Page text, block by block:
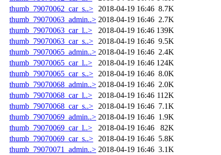
thumb_79070062_car_s..>
2018-04-19 16:46 8.7K
thumb_79070063_admin..> 2018-04-19 16:46 2.7K
thumb_79070063_car_l..>
2018-04-19 16:46 139K
thumb_79070063_car_s..>
2018-04-19 16:46 9.5K
thumb_79070065_admin..> 2018-04-19 16:46 2.4K
thumb_79070065_car_l..>
2018-04-19 16:46 124K
thumb_79070065_car_s..>
2018-04-19 16:46 8.0K
thumb_79070068_admin..> 2018-04-19 16:46 2.0K
thumb_79070068_car_l..>
2018-04-19 16:46 112K
thumb_79070068_car_s..>
2018-04-19 16:46 7.1K
thumb_79070069_admin..> 2018-04-19 16:46 1.9K
thumb_79070069_car_l..>
2018-04-19 16:46
82K
thumb_79070069_car_s..>
2018-04-19 16:46 5.8K
thumb_79070071_admin..> 2018-04-19 16:46 3.1K